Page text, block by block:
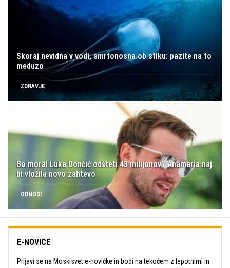
Skoraj nevidna v vodi, smrtonosna ob stiku: pazite na to
meduzo
ZDRAVJE
Bo moral Luka Dončić odšteti 43 milijonov? Anamaria naj
bi vložila novo zahtevo
ODNOSI
E-NOVICE
Prijavi se na Moskisvet e-novičke in bodi na tekočem z lepotnimi in